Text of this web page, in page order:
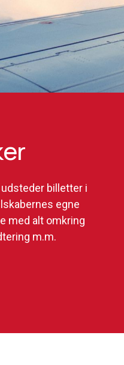
udsteder billetter i
egne
med alt omkring
m.m.